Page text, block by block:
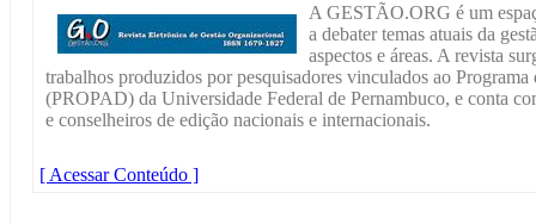
A GESTÃO.ORG é um
a debater temas atuais da
aspectos e áreas. A revista
trabalhos produzidos por pesquisadores vinculados ao
(PROPAD) da Universidade Federal de Pernambuco, e conta
e conselheiros de edição nacionais e internacionais.
[ Acessar Conteúdo ]